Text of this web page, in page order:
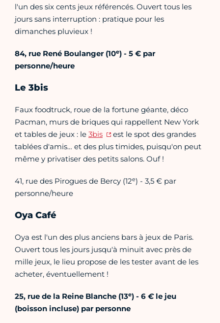
l'un des six cents jeux référencés. Ouvert tous les
jours sans interruption : pratique pour les
dimanches pluvieux !
84, rue René Boulanger (10e) - 5 € par
personne/heure
Le 3bis
Faux foodtruck, roue de la fortune géante, déco
Pacman, murs de briques qui rappellent New York
et tables de jeux : le 3bis
est le spot des grandes
tablées d'amis… et des plus timides, puisqu'on peut
même y privatiser des petits salons. Ouf !
41, rue des Pirogues de Bercy (12e) - 3,5 € par
personne/heure
Oya Café
Oya est l'un des plus anciens bars à jeux de Paris.
Ouvert tous les jours jusqu'à minuit avec près de
mille jeux, le lieu propose de les tester avant de les
acheter, éventuellement !
25, rue de la Reine Blanche (13e) - 6 €le jeu
(boisson incluse) par personne